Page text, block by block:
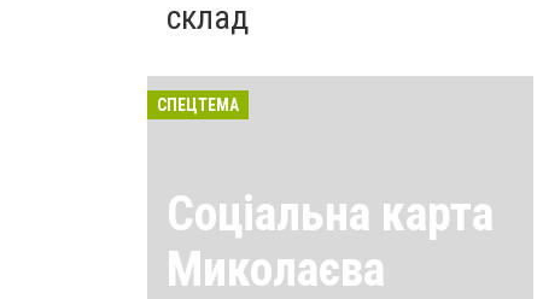
склад
СПЕЦТЕМА
Соціальна карта
Миколаєва